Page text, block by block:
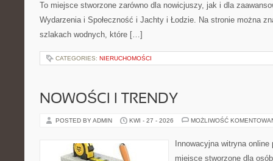
To miejsce stworzone zarówno dla nowicjuszy, jak i dla
Wydarzenia i Społeczność i Jachty i Łodzie. Na stronie można
szlakach wodnych, które […]
CATEGORIES: NIERUCHOMOŚCI
NOWOŚCI I TRENDY
POSTED BY ADMIN KWI - 27 - 2026 MOŻLIWOŚĆ
Innowacyjna witryna
miejsce stworzone dla